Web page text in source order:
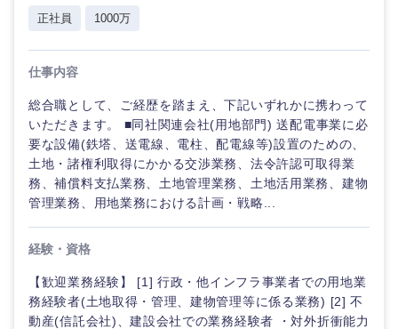
正社員
1000万
仕事内容
総合職として、ご経歴を踏まえ、下記いずれかに携わって
いただきます。 ■同社関連会社(用地部門) 送配電事業に必
要な設備(鉄塔、送電線、電柱、配電線等)設置のための、
土地・諸権利取得にかかる交渉業務、法令許認可取得業
務、補償料支払業務、土地管理業務、土地活用業務、建物
管理業務、用地業務における計画・戦略...
経験・資格
【歓迎業務経験】 [1] 行政・他インフラ事業者での用地業
務経験者(土地取得・管理、建物管理等に係る業務) [2] 不
動産(信託会社)、建設会社での業務経験者 ・対外折衝能力